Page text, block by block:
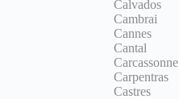
Calvados
Cambrai
Cannes
Cantal
Carcassonne
Carpentras
Castres